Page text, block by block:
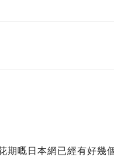
期嘅日本網已經有好幾